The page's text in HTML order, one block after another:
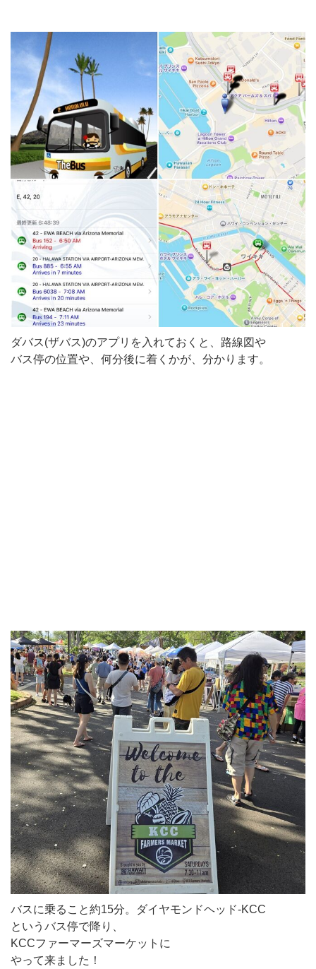
ダバス(ザバス)のアプリを入れておくと、路線図や
バス停の位置や、何分後に着くかが、分かります。
バスに乗ること約15分。ダイヤモンドヘッド-KCC
というバス停で降り、
KCCファーマーズマーケットに
やって来ました！